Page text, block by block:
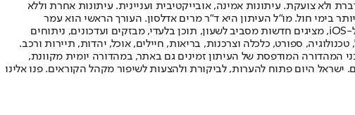
ולא צועקת. עיתונות אמינה, אובייקטיבית ועניינית. עיתונות אחרת וללא
בעל שיעור החשיפה הגבוה ביותר בימי חול. מו"ל העיתון היא ד"ר מרים אדלסון. העורך הראשי הוא עמר
לחמנוביץ, והעורך המייסד הוא עמוס רגב. אתרי האינטרנט של "ישראל היום" בעברית ובאנגלית, כמו כן היישומונים (אפליקציות) לאנדרואיד ול-iOS, מציגים חדשות מסביב לשעון, תוכן בלעדי, מבזקים ועדכונים, ניתוחים
ספורט, כלכלה וצרכנות, בריאות, חיילים, אוכל, יהדות, תיירות ורכב.
המהדורה המודפסת של העיתון זמינים גם באתר, במהדורה יומית מקוונת,
היום פתוח להערות, לביקורת ולהצעות לשיפור מקהל הקוראים. פנו אלינו